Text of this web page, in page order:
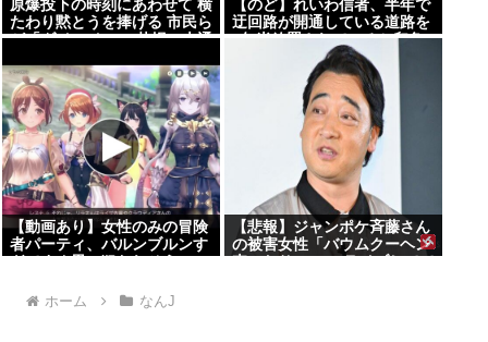
原爆投下の時刻にあわせて 横
たわり黙とうを捧げる 市民ら
が「ダイ・イン」 札幌・大通
【のど】れいわ信者、半年で
迂回路が開通している道路を
2年半放置されていると印象
操作してしまう
【動画あり】女性のみの冒険
者パーティ、バルンブルンす
ぎてすぐ男に狙われそう
【悲報】ジャンポケ斉藤さん
の被害女性「バウムクーヘン
売ったりTikTokライブしてて
ホーム なんJ